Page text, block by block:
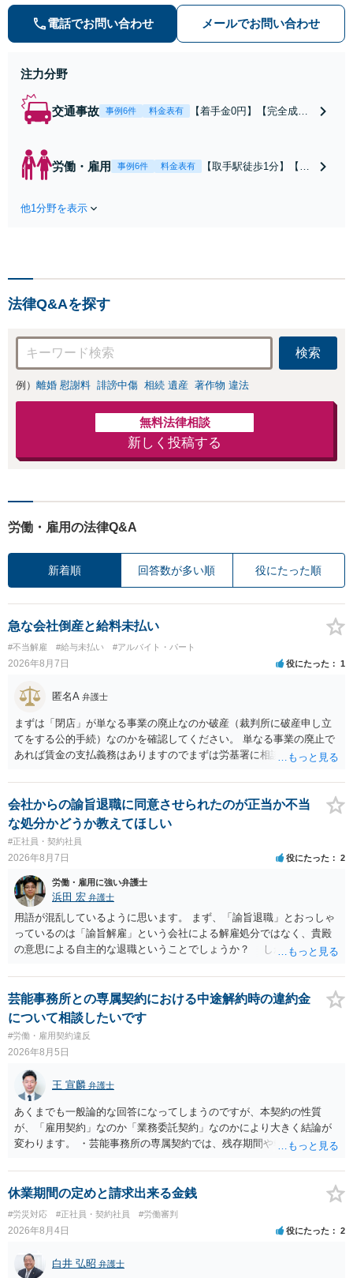
は不当解雇・雇い止め・残業代未払
いの相談【完全成功報酬制】【相談
電話でお問い合わせ メールでお問い合わせ
注力分野
交通事故 事例6件 料金表有
【着手金0円】【完全成功
績多数あり！3カ月以内ス
ピード解決／示談金0円→5
労働・雇用 事例6件 料金表有
【取手駅徒歩1分】【オ
談で悩みを解消！使用
応可【相談無料】
他1分野を表示
法律Q&Aを探す
検索
例） 離婚 慰謝料 誹謗中傷 相続 遺産 著作物 違法
無料法律相談
新しく投稿する
労働・雇用の法律Q&A
新着順 回答数が多い順 役にたった順
急な会社倒産と給料未払い
#不当解雇 #給与未払い #アルバイト・パート
2026年8月7日 役にたった 1
匿名A 弁護士
まずは「閉店」が単なる事業の廃止なのか破産（裁判所に破産申し立
てをする公的手続）なのかを確認してください。 単なる事業の廃止で
あれば賃金の支払義務はありますのでまずは労基署に相談してくださ
しいかもしれませんが）賃金などの労働債権は他の債務より優先して
支払われます。ただし支払までにかなり時間がかかるでしょう。 さら
に、「独立行政法人労働者健康安全機構 」という公的機関が未払賃金
の立替事業を行っています。詳しくは、同機構の＜未払賃金立替払相
談コーナー＞ TEL 044-431-8663 相談時間：土日祝日を除く9:15～1
7:00 に相談してみてください。同じように未払となった他の従業員の
方がいれば一緒に相談してみるといいでしょう。
会社からの諭旨退職に同意させられたのが正当か不当
な処分かどうか教えてほしい
#正社員・契約社員
2026年8月7日 役にたった 2
労働・雇用に強い弁護士
浜田 宏 弁護士
用語が混乱しているように思います。 まず、「諭旨退職」とおっしゃ
っているのは「諭旨解雇」という会社による解雇処分ではなく、貴殿
の意思による自主的な退職ということでしょうか？ しかし、記載さ
す。 その場合、解雇には客観的で合理的な理由が必要であり、かつ
解雇という処分が社会通念上相当と認められない限り、解雇は無効で
す。 結局、貴殿のネット炎上の内容や原因、勤務先に与えた影響な
どを具体的に検討しなければ、何とも申し上げることができません。
また、育児休業法関係の問題もあるかもしれません。 ある程度労働
法に関する専門的な知識が必要な事案ですので、一度、お近くの弁護
士にご相談下さい。
芸能事務所との専属契約における中途解約時の違約金
について相談したいです
#労働・雇用契約違反
2026年8月5日
王 宣麟 弁護士
あくまでも一般論的な回答になってしまうのですが、本契約の性質
が、「雇用契約」なのか「業務委託契約」なのかにより大きく結論が
変わります。 ・芸能事務所の専属契約では、残存期間や報酬額、投下
務上よくあるからといって当然に適法という意味ではなく、実際の損
害との対応関係や合理性が重要です。 ・違約金に上限がなくても、常
に有効になるわけではありません。契約が労働契約に近い実態なら労
基法16条で無効となる余地があり、そうでなくても、金額が事務所の
損害と比べて過大なら無効や減額が争点になります。 ・契約前の修正
交渉は一般的です。 交渉の方向としては、上限額を設ける、実損害ベ
ースにする、算定根拠を明確化する、違約金ではなく「合理的な実
休業期間の定めと請求出来る金銭
#労災対応 #正社員・契約社員 #労働審判
2026年8月4日 役にたった 2
白井 弘昭 弁護士